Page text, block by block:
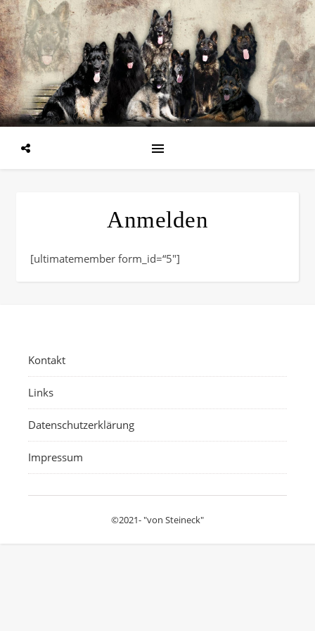
Anmelden
[ultimatemember form_id=“5″]
Kontakt
Links
Datenschutzerklärung
Impressum
©2021- "von Steineck"